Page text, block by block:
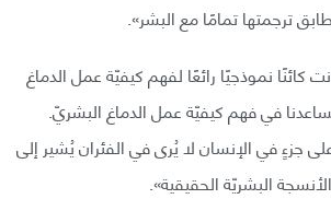
ترجمتها تمامًا مع البشر».
كائنًا نموذجيًا رائعًا لفهم كيفيّة عمل الدماغ
في فهم كيفيّة عمل الدماغ البشريّ.
جزءٍ في الإنسان لا يُرى في الفئران يُشير إلى
البشريّة الحقيقية».